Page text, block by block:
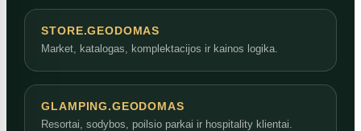
STORE.GEODOMAS
Market, katalogas, komplektacijos ir kainos logika.
GLAMPING.GEODOMAS
Resortai, sodybos, poilsio parkai ir hospitality klientai.